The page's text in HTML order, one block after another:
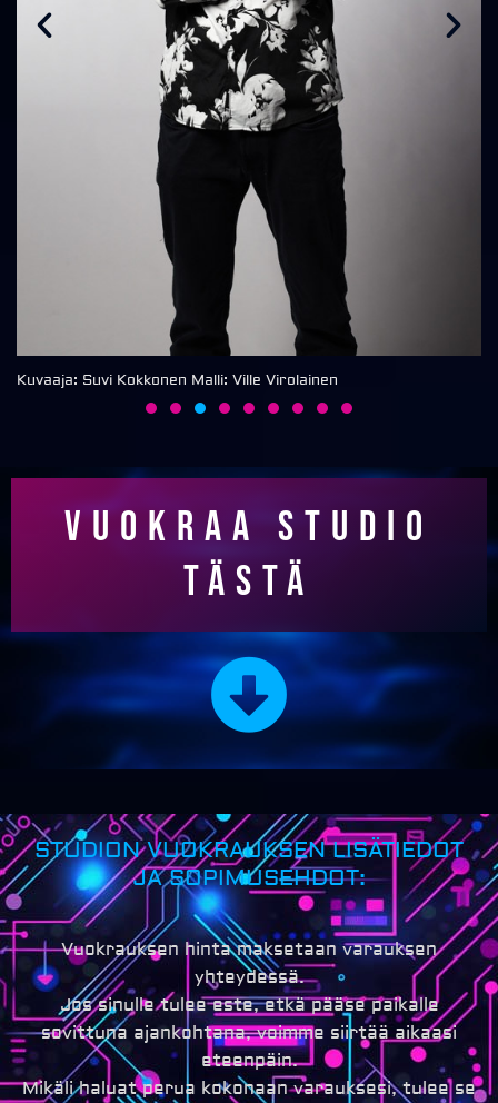
Kuvaaja: Suvi Kokkonen Malli: Ville Virolainen
Vuokraa studio
tästä
STUDION VUOKRAUKSEN LISÄTIEDOT
JA SOPIMUSEHDOT:
Vuokrauksen hinta maksetaan varauksen
yhteydessä.
Jos sinulle tulee este, etkä pääse paikalle
sovittuna ajankohtana, voimme siirtää aikaasi
eteenpäin.
Mikäli haluat perua kokonaan varauksesi, tulee se